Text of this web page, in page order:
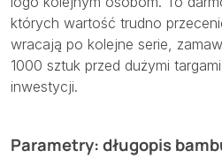
których wartość trudno
wracają po kolejne serie,
1000 sztuk przed dużymi
inwestycji.
Parametry: długopis